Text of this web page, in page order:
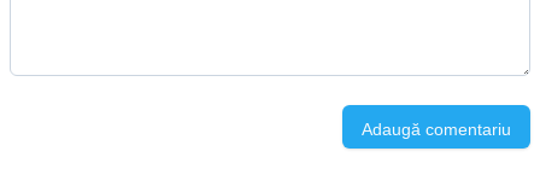
Adaugă comentariu